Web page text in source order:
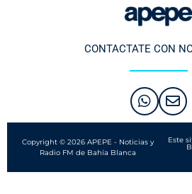
CONTACTATE CON
Copyright © 2026 APEPE - Noticias y
Radio FM de Bahía Blanca
Este